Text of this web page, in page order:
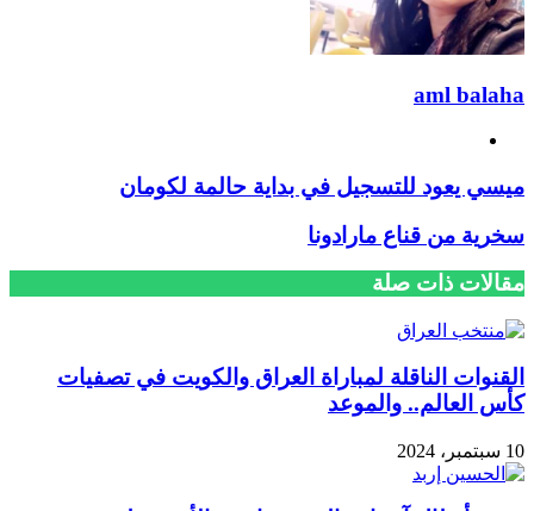
aml balaha
ميسي يعود للتسجيل في بداية حالمة لكومان
سخرية من قناع مارادونا
مقالات ذات صلة
القنوات الناقلة لمباراة العراق والكويت في تصفيات
كأس العالم.. والموعد
10 سبتمبر، 2024